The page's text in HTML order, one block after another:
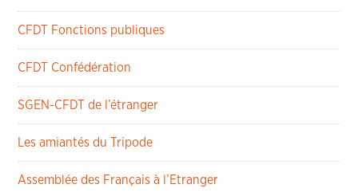
CFDT Fonctions publiques
CFDT Confédération
SGEN-CFDT de l’étranger
Les amiantés du Tripode
Assemblée des Français à l’Etranger